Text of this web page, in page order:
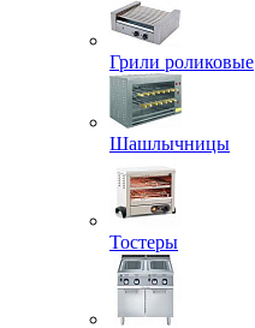
Грили роликовые
Шашлычницы
Тостеры